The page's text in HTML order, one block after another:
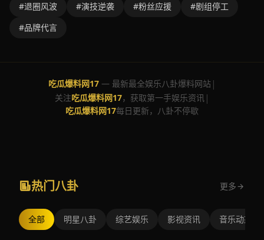
#退圈风波
#演技逆袭 #粉丝应援
#剧组停工
#品牌代言
吃瓜爆料网17— 最新最全娱乐八卦爆料网站|
关注吃瓜爆料网17，获取第一手娱乐资讯|
吃瓜爆料网17每日更新，八卦不停歇
热门八卦 更多
全部 明星八卦 综艺娱乐 影视资讯 音乐动态